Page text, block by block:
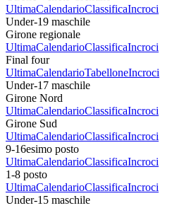
UltimaCalendarioClassificaIncroci
Under-19 maschile
Girone regionale
UltimaCalendarioClassificaIncroci
Final four
UltimaCalendarioTabelloneIncroci
Under-17 maschile
Girone Nord
UltimaCalendarioClassificaIncroci
Girone Sud
UltimaCalendarioClassificaIncroci
9-16esimo posto
UltimaCalendarioClassificaIncroci
1-8 posto
UltimaCalendarioClassificaIncroci
Under-15 maschile